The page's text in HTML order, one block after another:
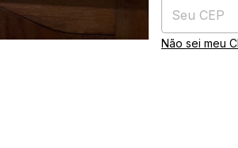
Não sei meu